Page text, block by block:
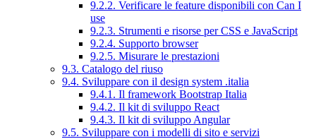
9.2.2. Verificare le feature disponibili con Can I
use
9.2.3. Strumenti e risorse per CSS e JavaScript
9.2.4. Supporto browser
9.2.5. Misurare le prestazioni
9.3. Catalogo del riuso
9.4. Sviluppare con il design system .italia
9.4.1. Il framework Bootstrap Italia
9.4.2. Il kit di sviluppo React
9.4.3. Il kit di sviluppo Angular
9.5. Sviluppare con i modelli di sito e servizi